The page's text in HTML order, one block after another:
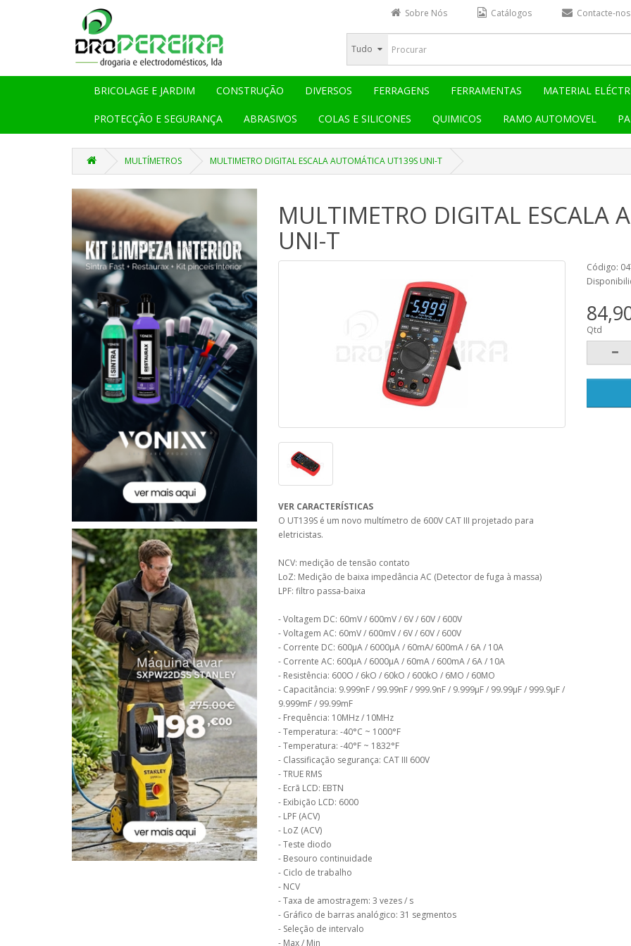
Sobre Nós Catálogos Contacte-nos
Tudo
BRICOLAGE E JARDIM CONSTRUÇÃO DIVERSOS FERRAGENS FERRAMENTAS MATERIAL
PROTECÇÃO E SEGURANÇA ABRASIVOS COLAS E SILICONES QUIMICOS RAMO AUTOMOVEL
MULTÍMETROS MULTIMETRO DIGITAL ESCALA AUTOMÁTICA UT139S UNI-T
MULTIMETRO DIGITAL ESCALA
UNI-T
VER CARACTERÍSTICAS
O UT139S é um novo multímetro de 600V CAT III projetado para
eletricistas.
NCV: medição de tensão contato
LoZ: Medição de baixa impedância AC (Detector de fuga à massa)
LPF: filtro passa-baixa
- Voltagem DC: 60mV / 600mV / 6V / 60V / 600V
- Voltagem AC: 60mV / 600mV / 6V / 60V / 600V
- Corrente DC: 600µA / 6000µA / 60mA/ 600mA / 6A / 10A
- Corrente AC: 600µA / 6000µA / 60mA / 600mA / 6A / 10A
- Resistência: 600O / 6kO / 60kO / 600kO / 6MO / 60MO
- Capacitância: 9.999nF / 99.99nF / 999.9nF / 9.999µF / 99.99µF / 999.9µF /
9.999mF / 99.99mF
- Frequência: 10MHz / 10MHz
- Temperatura: -40°C ~ 1000°F
- Temperatura: -40°F ~ 1832°F
- Classificação segurança: CAT III 600V
- TRUE RMS
- Ecrã LCD: EBTN
- Exibição LCD: 6000
- LPF (ACV)
- LoZ (ACV)
- Teste diodo
- Besouro continuidade
- Ciclo de trabalho
- NCV
- Taxa de amostragem: 3 vezes / s
- Gráfico de barras analógico: 31 segmentos
- Seleção de intervalo
- Max / Min
Código:
Qtd